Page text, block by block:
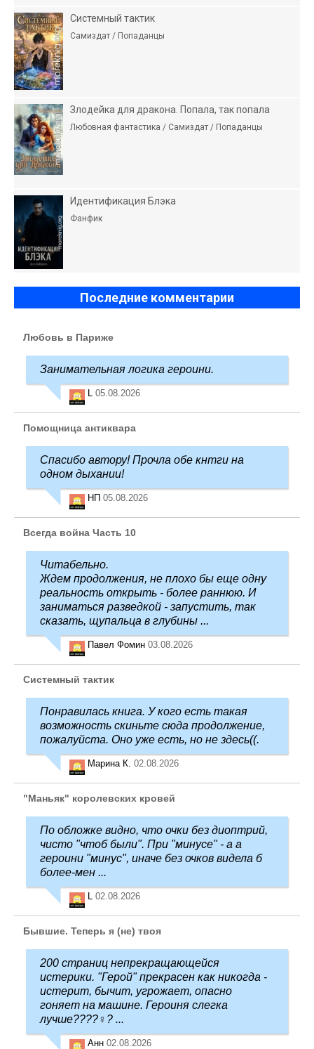
Системный тактик
Самиздат / Попаданцы
Злодейка для дракона. Попала, так попала
Любовная фантастика / Самиздат / Попаданцы
Идентификация Блэка
Фанфик
Последние комментарии
Любовь в Париже
Занимательная логика героини.
L 05.08.2026
Помощница антиквара
Спасибо автору! Прочла обе кнтги на
одном дыхании!
НП 05.08.2026
Всегда война Часть 10
Читабельно.
Ждем продолжения, не плохо бы еще одну
реальность открыть - более раннюю. И
заниматься разведкой - запустить, так
сказать, щупальца в глубины ...
Павел Фомин 03.08.2026
Системный тактик
Понравилась книга. У кого есть такая
возможность скиньте сюда продолжение,
пожалуйста. Оно уже есть, но не здесь((.
Марина К. 02.08.2026
"Маньяк" королевских кровей
По обложке видно, что очки без диоптрий,
чисто "чтоб были". При "минусе" - а а
героини "минус", иначе без очков видела б
более-мен ...
L 02.08.2026
Бывшие. Теперь я (не) твоя
200 страниц непрекращающейся
истерики. "Герой" прекрасен как никогда -
истерит, бычит, угрожает, опасно
гоняет на машине. Героиня слегка
лучше????‍♀️? ...
Анн 02.08.2026